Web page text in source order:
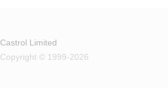
Castrol Limited
Copyright © 1999-2026